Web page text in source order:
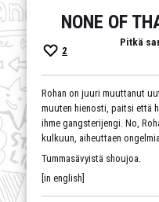
NONE OF
Pitkä
2
Rohan on juuri muuttanut
muuten hienosti, paitsi että
ihme gangsterijengi. No,
kulkuun, aiheuttaen
Tummasävyistä shoujoa.
[in english]